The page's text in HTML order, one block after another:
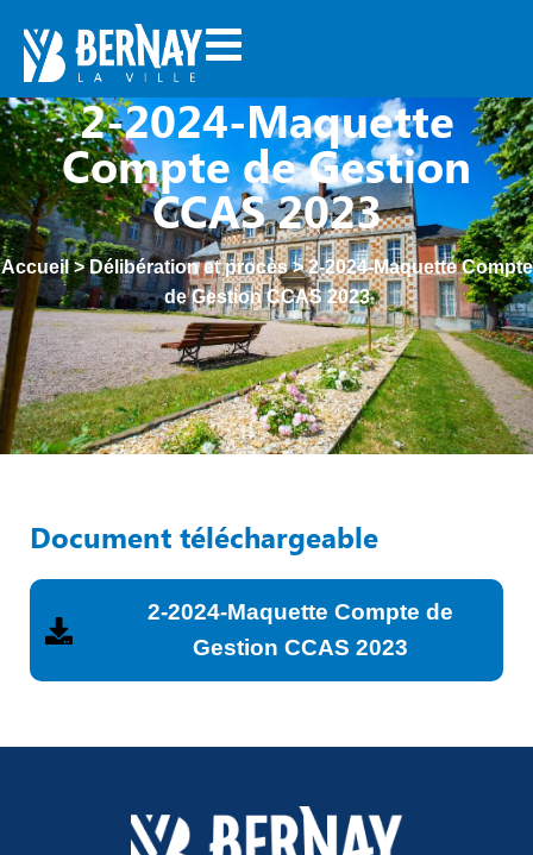
2-2024-Maquette
Compte de Gestion
CCAS 2023
Accueil>Délibération et procès>2-2024-Maquette Compte
de Gestion CCAS 2023
Document téléchargeable
2-2024-Maquette Compte de
Gestion CCAS 2023